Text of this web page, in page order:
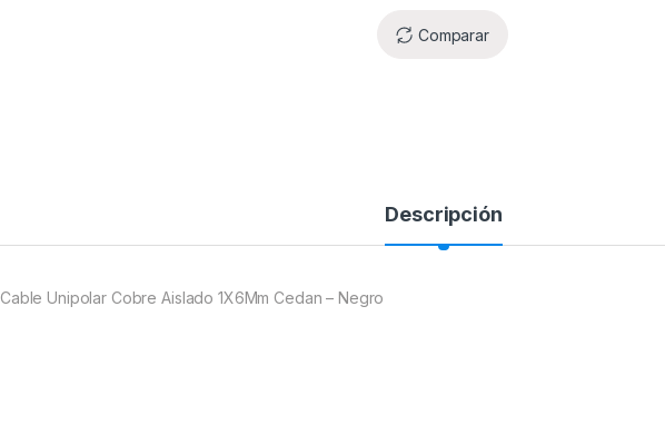
Comparar
Descripción
Cable Unipolar Cobre Aislado 1X6Mm Cedan – Negro